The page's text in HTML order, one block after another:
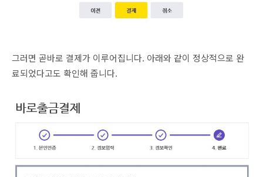
그러면 곧바로 결제가 이루어집니다. 아래와 같이 정상적으로 완
료되었다고도 확인해 줍니다.